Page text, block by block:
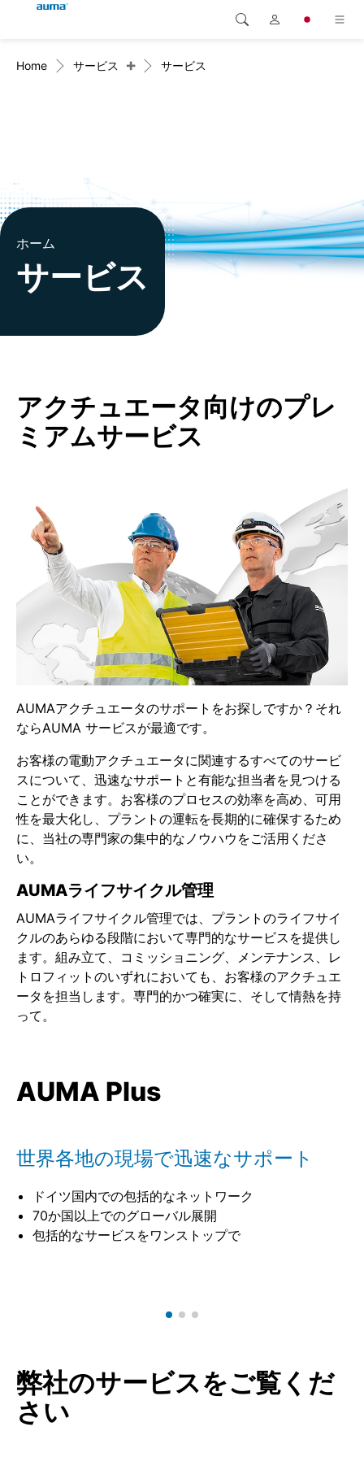
製品
サービス
弊社概要
連絡先
Global
北米
検索
Home サービス + サービス
ホーム
サービス
アクチュエータ向けのプレ
ミアムサービス
AUMAアクチュエータのサポートをお探しですか？それ
ならAUMA サービスが最適です。
お客様の電動アクチュエータに関連するすべてのサービ
スについて、迅速なサポートと有能な担当者を見つける
ことができます。お客様のプロセスの効率を高め、可用
性を最大化し、プラントの運転を長期的に確保するため
に、当社の専門家の集中的なノウハウをご活用くださ
い。
AUMAライフサイクル管理
AUMAライフサイクル管理では、プラントのライフサイ
クルのあらゆる段階において専門的なサービスを提供し
ます。組み立て、コミッショニング、メンテナンス、レ
トロフィットのいずれにおいても、お客様のアクチュエ
ータを担当します。専門的かつ確実に、そして情熱を持
って。
AUMA Plus
世界各地の現場で迅速なサポート
ドイツ国内での包括的なネットワーク
70か国以上でのグローバル展開
包括的なサービスをワンストップで
弊社のサービスをご覧くだ
さい